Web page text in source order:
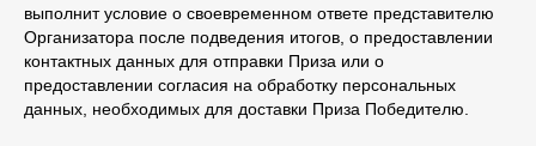
выполнит условие о своевременном ответе представителю
Организатора после подведения итогов, о предоставлении
контактных данных для отправки Приза или о
предоставлении согласия на обработку персональных
данных, необходимых для доставки Приза Победителю.